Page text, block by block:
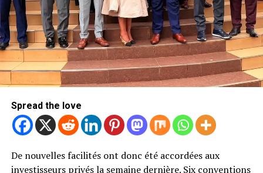
Spread the love
De nouvelles facilités ont donc été accordées aux
investisseurs privés la semaine dernière. Six conventions